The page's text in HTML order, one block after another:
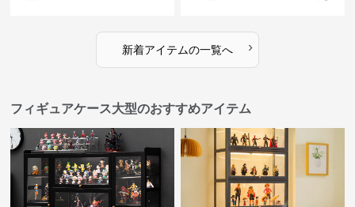
新着アイテムの一覧へ ›
フィギュアケース大型のおすすめアイテム